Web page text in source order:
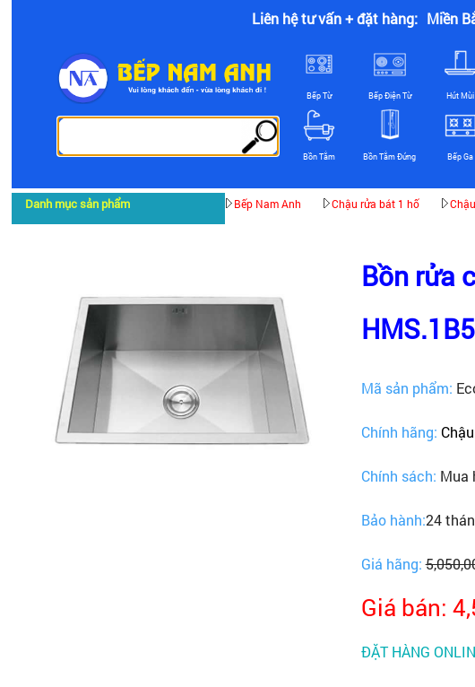
Liên hệ tư vấn + đặt hàng: Miền
Bếp Từ Bếp Điện Từ Hút Mùi
Bồn Tắm Bồn Tắm Đứng Bếp Ga
Danh mục sản phẩm Bếp Nam Anh Chậu rửa bát 1 hố
Bồn rửa
Mã sản phẩm:
Chính hãng:
Chính sách: Mua
Bảo hành:24
Giá hãng:
Giá bán:
ĐẶT HÀNG